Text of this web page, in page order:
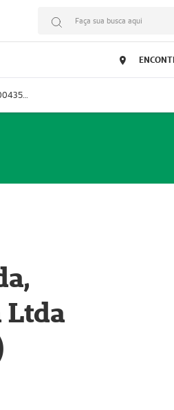
Faça sua busca aqui
Prestador Centro Médico Vitória Ltda, 51004350-4: Centro Médico Vitória Ltda (Nome Fantasia: Policlínica Master)
Ltda